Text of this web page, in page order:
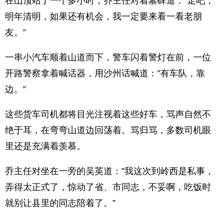
明年清明，如果还有机会，我一定要来看一看老朋
友。”
一串小汽车顺着山道而下，警车闪着警灯在前，一位
开路警察拿着喊话器，用沙州话喊道：”有车队，靠
边。”
这些货车司机都将目光注视着这些好车，骂声自然不
绝于耳，在弯弯山道边回荡着。骂归骂，多数司机眼
里还是充满着羡慕。
乔主任对坐在一旁的吴英道：”我这次到岭西是私事，
弄得太正式了，惊动了省、市同志，不妥啊，吃饭时
就别让县里的同志陪着了。”